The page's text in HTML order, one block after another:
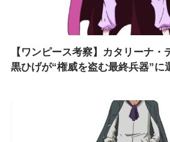
【ワンピース考察】カタリーナ・
黒ひげが“権威を盗む最終兵器”に